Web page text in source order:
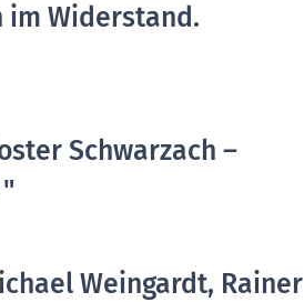
im Widerstand.
Schwarzach –
Weingardt, Rainer